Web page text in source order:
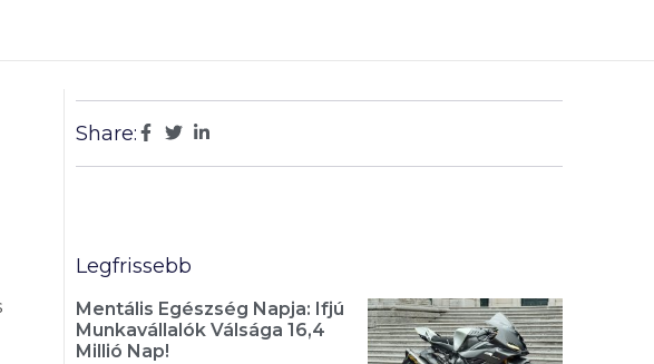
Share:
Legfrissebb
Mentális Egészség Napja: Ifjú
Munkavállalók Válsága 16,4
Millió Nap!